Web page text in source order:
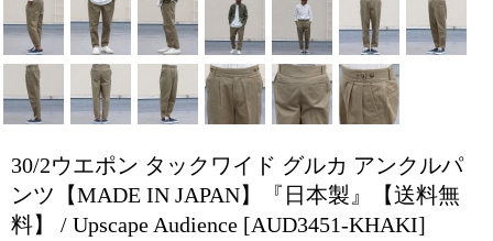
30/2ウエポン タックワイド グルカ アンクルパ
ンツ【MADE IN JAPAN】『日本製』【送料無
料】 / Upscape Audience [AUD3451-KHAKI]